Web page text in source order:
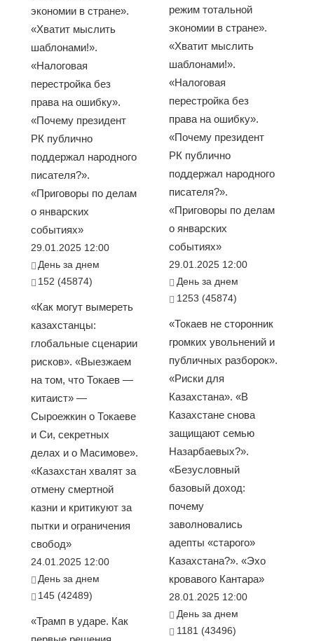
экономии в стране».
«Хватит мыслить
шаблонами!».
«Налоговая
перестройка без
права на ошибку».
«Почему президент
РК публично
поддержал народного
писателя?».
«Приговоры по делам
о январских
событиях»
29.01.2025 12:00
День за днем
152 (45874)
«Как могут вымереть
казахстанцы:
глобальные сценарии
рисков». «Выезжаем
на том, что Токаев —
китаист» —
Сыроежкин о Токаеве
и Си, секретных
делах и о Масимове».
«Казахстан хвалят за
отмену смертной
казни и критикуют за
пытки и ограничения
свобод»
24.01.2025 12:00
День за днем
145 (42489)
«Трамп в ударе. Как
режим тотальной
экономии в стране».
«Хватит мыслить
шаблонами!».
«Налоговая
перестройка без
права на ошибку».
«Почему президент
РК публично
поддержал народного
писателя?».
«Приговоры по делам
о январских
событиях»
29.01.2025 12:00
День за днем
1253 (45874)
«Токаев не сторонник
громких увольнений и
публичных разборок».
«Риски для
Казахстана». «В
Казахстане снова
защищают семью
Назарбаевых?».
«Безусловный
базовый доход:
почему
заволновались
адепты «старого»
Казахстана?». «Эхо
кровавого Кантара»
28.01.2025 12:00
День за днем
1181 (43496)